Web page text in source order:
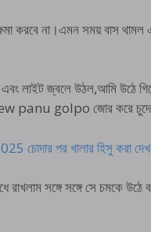
করবে না।এমন সময় বাস
লাইট জ্বলে উঠল,আমি উঠে গিয়ে
panu golpo জোর করে চুদে
পর খালার হিসু করা
রাখলাম সঙ্গে সঙ্গে সে চমকে